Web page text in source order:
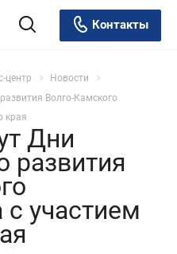
Контакты
центр
Новости
Волго-Камского
края
Дни
развития
участием